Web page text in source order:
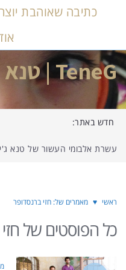
כתיבה שאוהבת
TeneG | טנא ג'י
חדש באתר:
עשרת אלבומי העשור של טנא ג'י
ראשי ♥ מאמרים של: חזי ברנסדופר
כל הפוסטים של